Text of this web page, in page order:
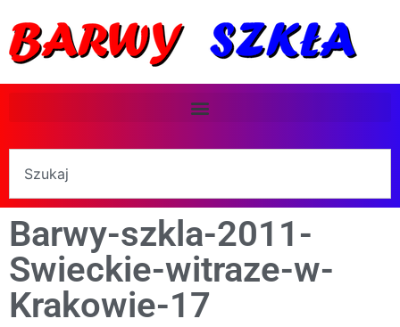
Barwy-szkla-2011-
Swieckie-witraze-w-
Krakowie-17